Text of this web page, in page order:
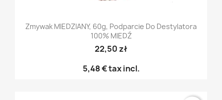
Zmywak MIEDZIANY, 60g, Podparcie Do Destylatora
100% MIEDŹ
22,50 zł
5,48 €tax incl.